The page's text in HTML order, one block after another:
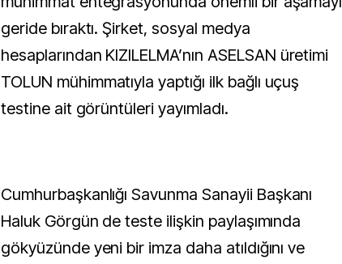
geride bıraktı. Şirket, sosyal medya
hesaplarından KIZILELMA’nın ASELSAN üretimi
TOLUN mühimmatıyla yaptığı ilk bağlı uçuş
testine ait görüntüleri yayımladı.
Cumhurbaşkanlığı Savunma Sanayii Başkanı
Haluk Görgün de teste ilişkin paylaşımında
gökyüzünde yeni bir imza daha atıldığını ve